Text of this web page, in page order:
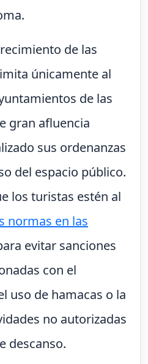
de las
únicamente al
de las
gran afluencia
sus ordenanzas
del espacio público.
los turistas estén al
normas en las
evitar sanciones
con el
uso de hamacas o la
no autorizadas
descanso.